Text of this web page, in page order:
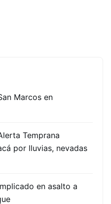
Marcos en
Temprana
por lluvias, nevadas
en asalto a